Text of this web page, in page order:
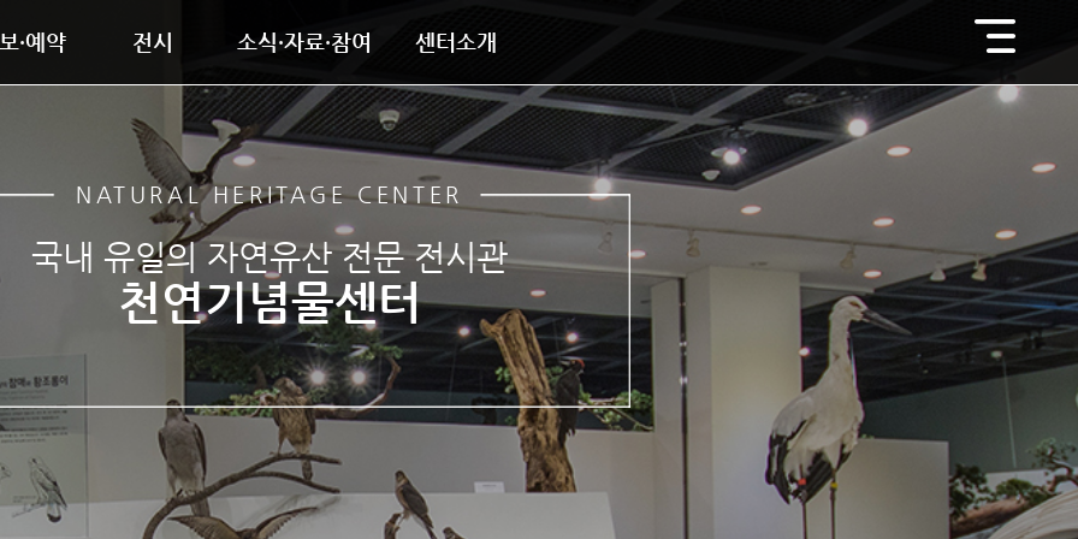
·예약 전시 소식·자료·참여 센터소개
NATURAL HERITAGE CENTER
국내 유일의 자연유산 전문 전시관
천연기념물센터